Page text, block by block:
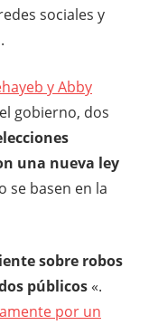
sociales y
y Abby
gobierno, dos
una nueva ley
se basen en la
sobre robos
públicos «.
por un